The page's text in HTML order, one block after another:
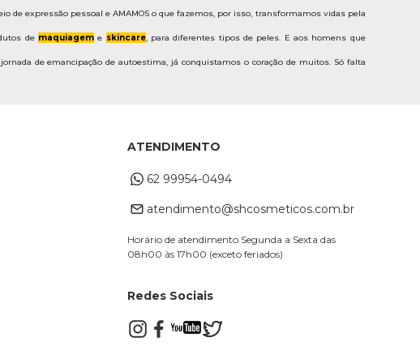
expressão pessoal e AMAMOS o que fazemos, por isso, transformamos vidas pela
de maquiageme skincare, para diferentes tipos de peles. E aos homens que
de emancipação de autoestima, já conquistamos o coração de muitos. Só falta
ATENDIMENTO
62 99954-0494
atendimento@shcosmeticos.com.br
Horário de atendimento Segunda a Sexta das
08h00 às 17h00 (exceto feriados)
Redes Sociais